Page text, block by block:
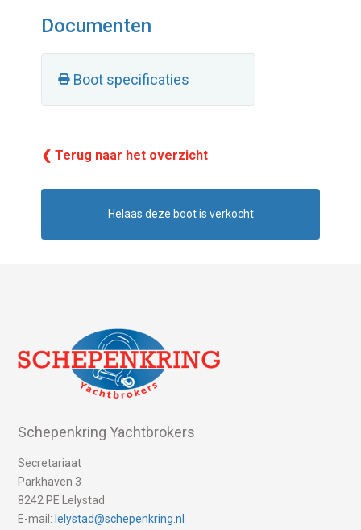
Documenten
Boot specificaties
❮ Terug naar het overzicht
Helaas deze boot is verkocht
Schepenkring Yachtbrokers
Secretariaat
Parkhaven 3
8242 PE Lelystad
E-mail: lelystad@schepenkring.nl